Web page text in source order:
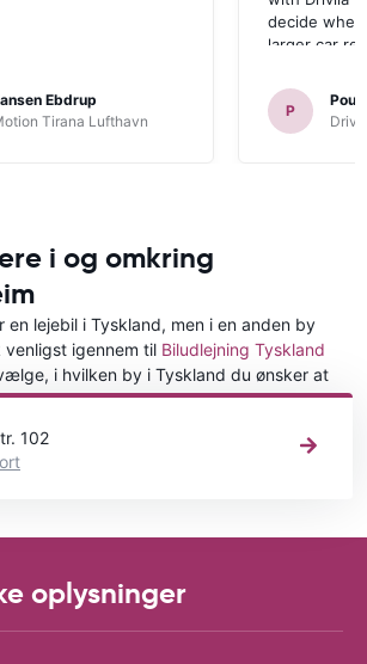
Ebdrup
Tirana Lufthavn
decide
larger car
P
Poul
i og omkring
en lejebil i Tyskland, men i en anden by
venligst igennem til Biludlejning Tyskland
i hvilken by i Tyskland du ønsker at
102
oplysninger